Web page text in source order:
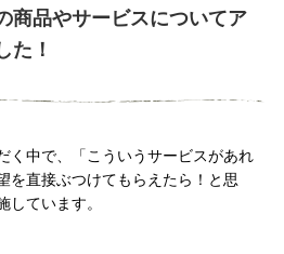
商品やサービスについてア
た！
く中で、「こういうサービスがあれ
を直接ぶつけてもらえたら！と思
しています。